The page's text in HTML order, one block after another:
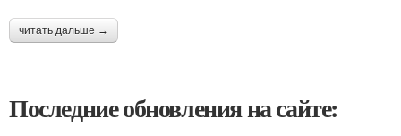
читать дальше →
Последние обновления на сайте: